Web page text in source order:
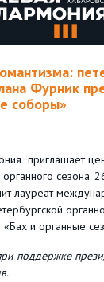
Фурник
соборы»
приглашает
органного сезона.
лауреат
и органные
поддержке